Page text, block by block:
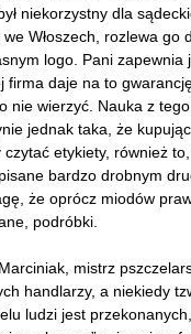
niekorzystny dla
Włoszech, rozlewa go
logo. Pani zapewnia
firma daje na to
nie wierzyć. Nauka z
jednak taka, że
etykiety, również
bardzo drobnym
że oprócz miodów
podróbki.
mistrz
handlarzy, a niekiedy
ludzi jest